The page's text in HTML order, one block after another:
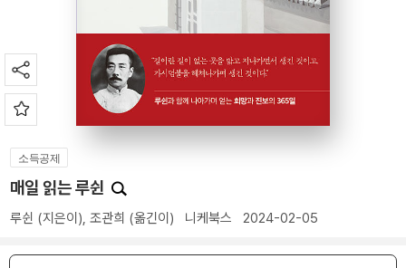
소득공제
매일 읽는 루쉰
루쉰 (지은이), 조관희 (옮긴이) 니케북스 2024-02-05